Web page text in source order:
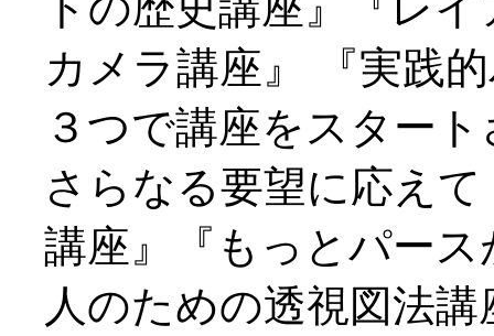
カメラ講座』 『実践
３つで講座をスター
さらなる要望に応え
講座』『もっとパー
人のための透視図法